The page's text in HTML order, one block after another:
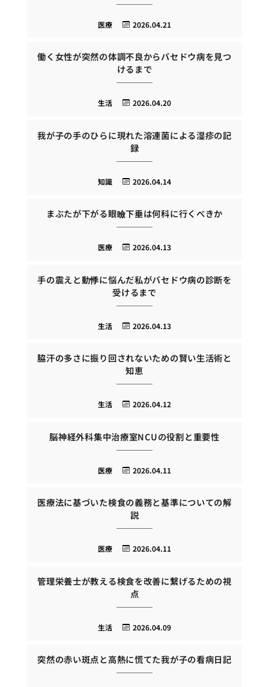
2026.04.21
医療
働く女性が突然の体調不良からバセドウ病を見つ
けるまで
2026.04.20
生活
我が子の手のひらに現れた溶連菌による湿疹の記
録
2026.04.14
知識
まぶたが下がる眼瞼下垂は何科に行くべきか
2026.04.13
医療
手の震えと動悸に悩んだ私がバセドウ病の診断を
受けるまで
2026.04.13
生活
脇汗の多さに振り回されないための賢い生活術と
知恵
2026.04.12
生活
脳神経外科集中治療室NCUの役割と重要性
2026.04.11
医療
医療法に基づいた検食の義務と基準についての解
説
2026.04.11
医療
管理栄養士が教える検食を改善に繋げるための視
点
2026.04.09
生活
突然の赤い斑点と高熱に慌てた我が子の看病日記